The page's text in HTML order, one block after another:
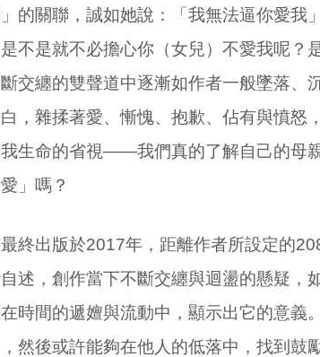
」的關聯，誠如她說：「我無法逼你愛
不是就不必擔心你（女兒）不愛我呢？
交纏的雙聲道中逐漸如作者一般墜落、
，雜揉著愛、慚愧、抱歉、佔有與憤怒
生命的省視——我們真的了解自己的母
」嗎？
終出版於2017年，距離作者所設定的
述，創作當下不斷交纏與迴盪的懸疑，
時間的遞嬗與流動中，顯示出它的意義
，然後或許能夠在他人的低落中，找到鼓